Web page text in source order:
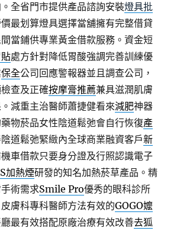
全省門市提供產品諮詢安裝燈具批
最划算燈具選擇當舖擁有完整借貸
間當鋪供專業黃金借款服務。資金短
處方針對降低胃酸強調完善訓練優
保全公司回應警報器並且調查公司，
查及正確按摩膏推薦兼具滋潤肌膚
減重主治醫師蕭捷健看來減肥神器
物菸品女性陰道鬆弛會自行恢復產
道鬆弛緊緻內全球商業融資客戶新
機車借款只要身分證及行照認識電子
加熱煙研發的知名加熱菸草產品。精
術需求Smile Pro優秀的眼科診所
膚科專科醫師方法有效的GOGO嬤
最有效搭配原廠治療有效改善去狐